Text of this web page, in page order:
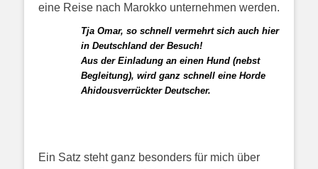
eine Reise nach Marokko unternehmen werden.
Tja Omar, so schnell vermehrt sich auch hier
in Deutschland der Besuch!
Aus der Einladung an einen Hund (nebst
Begleitung), wird ganz schnell eine Horde
Ahidousverrückter Deutscher.
Ein Satz steht ganz besonders für mich über